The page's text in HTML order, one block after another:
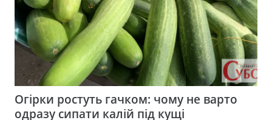
Огірки ростуть гачком: чому не варто
одразу сипати калій під кущі